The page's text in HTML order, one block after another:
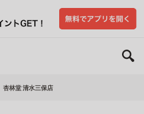
杏林堂 清水三保店